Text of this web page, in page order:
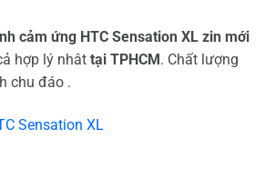
cảm ứng HTC Sensation XL zin mới
hợp lý nhât tại TPHCM. Chất lượng
chu đáo .